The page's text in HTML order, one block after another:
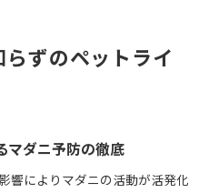
ずのペットライ
マダニ予防の徹底
響によりマダニの活動が活発化